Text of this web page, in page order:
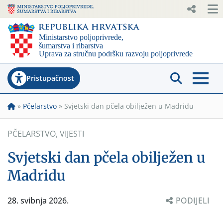
Pristupačnost
» Pčelarstvo » Svjetski dan pčela obilježen u Madridu
PČELARSTVO, VIJESTI
Svjetski dan pčela obilježen u
Madridu
28. svibnja 2026. PODIJELI